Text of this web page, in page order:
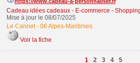
Cadeau idées cadeaux- E-commerce -
Mise à jour le 08/07/2025
Le Cannet- 06 Alpes-Maritimes
Voir la fiche
1 2 3 4 5